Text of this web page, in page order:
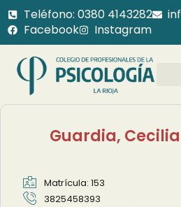
Teléfono: 0380 4143282
Facebook
Instagram
Guardia,
Matrícula: 153
3825458393